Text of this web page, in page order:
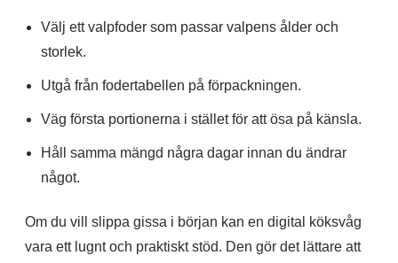
Välj ett valpfoder som passar valpens ålder och
storlek.
Utgå från fodertabellen på förpackningen.
Väg första portionerna i stället för att ösa på känsla.
Håll samma mängd några dagar innan du ändrar
något.
Om du vill slippa gissa i början kan en digital köksvåg
vara ett lugnt och praktiskt stöd. Den gör det lättare att